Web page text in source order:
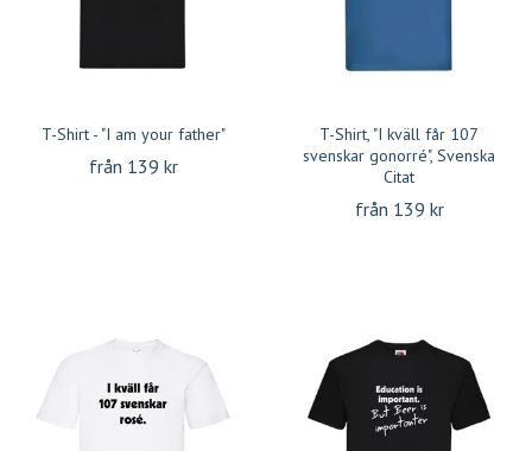
T-Shirt - "I am your father"
från 139 kr
T-Shirt, "I kväll får 107
svenskar gonorré", Svenska
Citat
från 139 kr